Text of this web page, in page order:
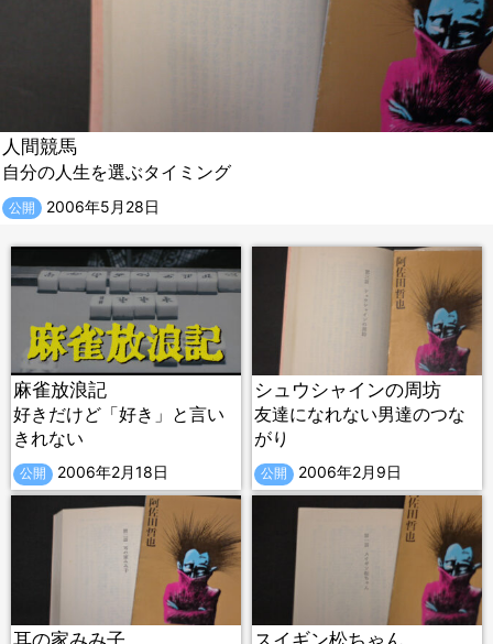
人間競馬
自分の人生を選ぶタイミング
公開 2006年5月28日
麻雀放浪記
好きだけど「好き」と言い
きれない
公開 2006年2月18日
シュウシャインの周坊
友達になれない男達のつな
がり
公開 2006年2月9日
耳の家みみ子 スイギン松ちゃん